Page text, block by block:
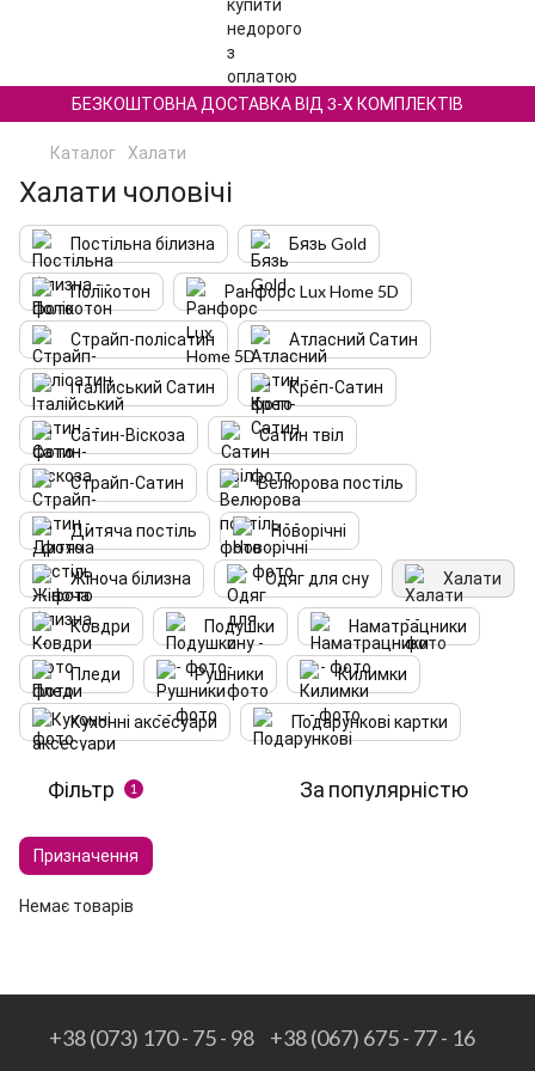
БЕЗКОШТОВНА ДОСТАВКА ВІД 3-Х КОМПЛЕКТІВ
Каталог Халати
Халати чоловічі
Постільна білизна Бязь Gold
Полікотон Ранфорс Lux Home 5D
Страйп-полісатин Атласний Сатин
Італійський Сатин Креп-Сатин
Сатин-Віскоза Сатин твіл
Страйп-Сатин Велюрова постіль
Дитяча постіль Новорічні
Жіноча білизна Одяг для сну Халати
Ковдри Подушки Наматрацники
Пледи Рушники Килимки
Кухонні аксесуари Подарункові картки
Фільтр 1 За популярністю
Призначення
Немає товарів
+38 (073) 170 - 75 - 98 +38 (067) 675 - 77 - 16